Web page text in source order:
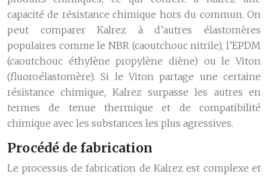
capacité de résistance chimique hors du commun. On
peut comparer Kalrez à d’autres élastomères
populaires comme le NBR (caoutchouc nitrile), l’EPDM
(caoutchouc éthylène propylène diène) ou le Viton
(fluoroélastomère). Si le Viton partage une certaine
résistance chimique, Kalrez surpasse les autres en
termes de tenue thermique et de compatibilité
chimique avec les substances les plus agressives.
Procédé de fabrication
Le processus de fabrication de Kalrez est complexe et